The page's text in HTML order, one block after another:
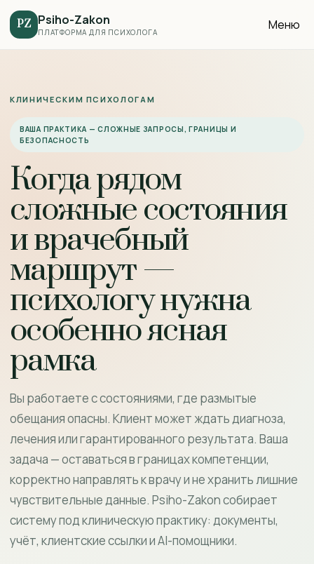
PZ Psiho-Zakon
ПЛАТФОРМА ДЛЯ ПСИХОЛОГА Меню
КЛИНИЧЕСКИМ ПСИХОЛОГАМ
ВАША ПРАКТИКА — СЛОЖНЫЕ ЗАПРОСЫ, ГРАНИЦЫ И
БЕЗОПАСНОСТЬ
Когда рядом
сложные состояния
и врачебный
маршрут —
психологу нужна
особенно ясная
рамка
Вы работаете с состояниями, где размытые
обещания опасны. Клиент может ждать диагноза,
лечения или гарантированного результата. Ваша
задача — оставаться в границах компетенции,
корректно направлять к врачу и не хранить лишние
чувствительные данные. Psiho-Zakon собирает
систему под клиническую практику: документы,
учёт, клиентские ссылки и AI-помощники.